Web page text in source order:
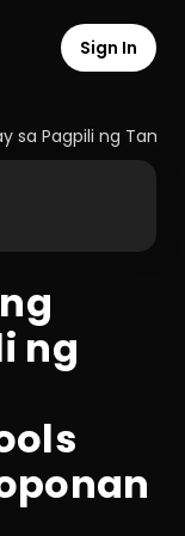
Sign In
sa Pagpili ng
ng